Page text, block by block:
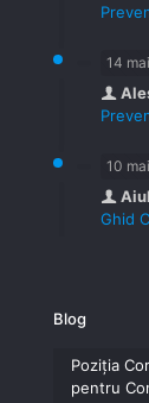
14
10
Ghid
Blog
Poziția
pentru